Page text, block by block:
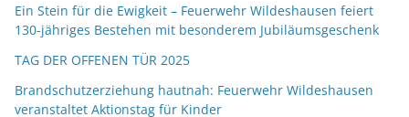
Ein Stein für die Ewigkeit – Feuerwehr Wildeshausen feiert
130-jähriges Bestehen mit besonderem Jubiläumsgeschenk
TAG DER OFFENEN TÜR 2025
Brandschutzerziehung hautnah: Feuerwehr Wildeshausen
veranstaltet Aktionstag für Kinder